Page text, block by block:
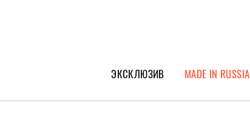
ЭКСКЛЮЗИВ
ГЕРОИ PEOPLETALK
MADE IN RUSSIA